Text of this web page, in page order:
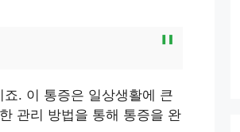
. 이 통증은 일상생활에 큰
관리 방법을 통해 통증을 완